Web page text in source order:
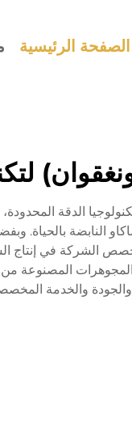
الصفحة الرئيسية
30 خبيرًا. وتتخصص الشركة
والجودة والخدمة